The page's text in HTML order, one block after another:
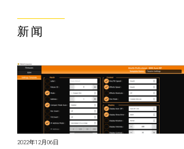
新闻
2022年12月06日